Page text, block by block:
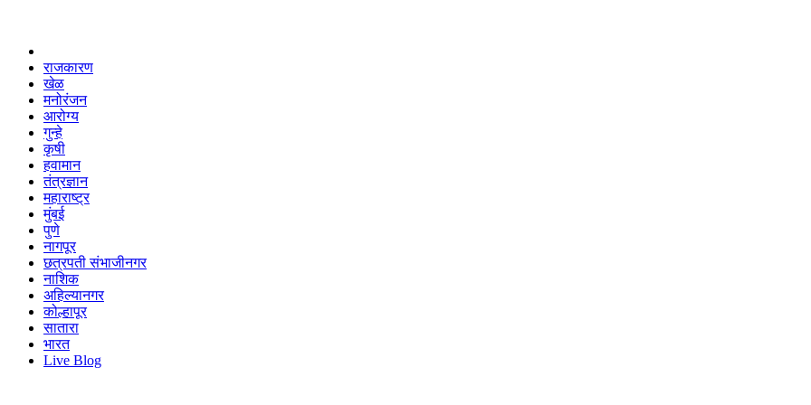
राजकारण
खेळ
मनोरंजन
आरोग्य
गुन्हे
कृषी
हवामान
तंत्रज्ञान
महाराष्ट्र
मुंबई
पुणे
नागपूर
छत्रपती संभाजीनगर
नाशिक
अहिल्यानगर
कोल्हापूर
सातारा
भारत
Live Blog